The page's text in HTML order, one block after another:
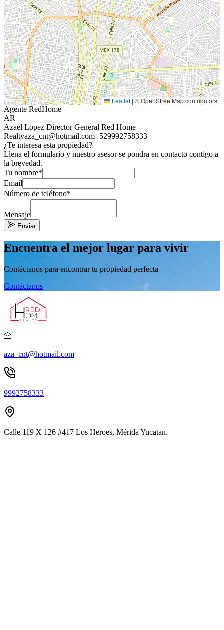
Leaflet | © OpenStreetMap contributors
Agente RedHome
AR
Azael Lopez Director General Red Home
Realtyaza_cnt@hotmail.com+529992758333
¿Te interesa esta propiedad?
Llena el formulario y nuestro asesor se pondra en contacto contigo a
la brevedad.
Tu nombre*
Email
Número de teléfono*
Mensaje
Enviar
Encuentra el mejor lugar para vivir
Contáctanos para encontrar tu propiedad perfecta
Contáctanos
aza_cnt@hotmail.com
9992758333
Calle 119 X 126 #417 Los Heroes, Mérida Yucatan.